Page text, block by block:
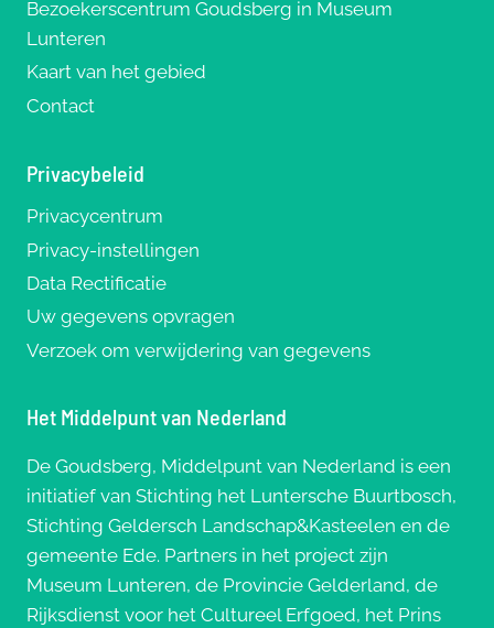
Bezoekerscentrum Goudsberg in Museum
Lunteren
Kaart van het gebied
Contact
Privacybeleid
Privacycentrum
Privacy-instellingen
Data Rectificatie
Uw gegevens opvragen
Verzoek om verwijdering van gegevens
Het Middelpunt van Nederland
De Goudsberg, Middelpunt van Nederland is een
initiatief van Stichting het Luntersche Buurtbosch,
Stichting Geldersch Landschap&Kasteelen en de
gemeente Ede. Partners in het project zijn
Museum Lunteren, de Provincie Gelderland, de
Rijksdienst voor het Cultureel Erfgoed, het Prins